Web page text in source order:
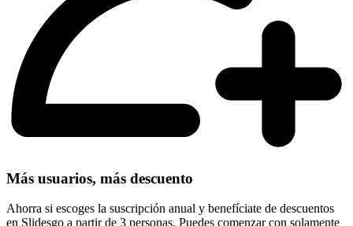
Más usuarios, más descuento
Ahorra si escoges la suscripción anual y benefíciate de descuentos
en Slidesgo a partir de 3 personas. Puedes comenzar con solamente